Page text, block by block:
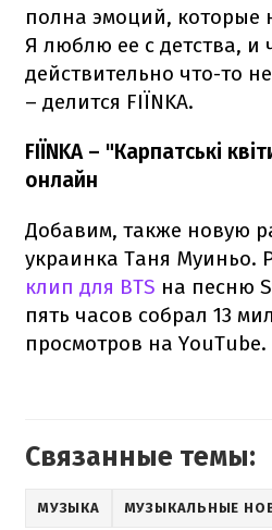
полна эмоций, которые
Я люблю ее с детства, и
действительно что-то
– делится FIЇNKA.
FIЇNKA – "Карпатські
онлайн
Добавим, также новую
украинка Таня Муиньо.
клип для BTS на песню
пять часов собрал 13
просмотров на YouTube.
Связанные темы:
МУЗЫКА МУЗЫКАЛЬНЫЕ